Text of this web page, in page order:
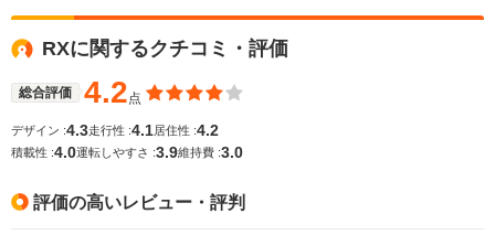
RXに関するクチコミ・評価
総合評価 4.2 点
デザイン :4.3走行性 :4.1居住性 :4.2
積載性 :4.0運転しやすさ :3.9維持費 :3.0
評価の高いレビュー・評判